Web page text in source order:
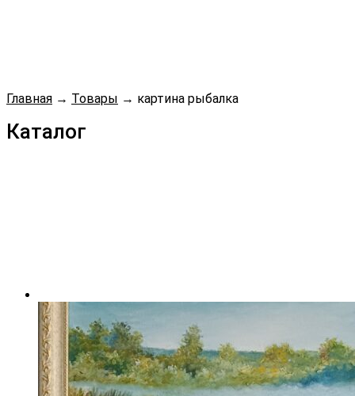
Главная → Товары → картина рыбалка
Каталог